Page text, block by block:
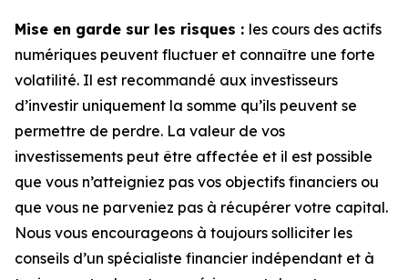
Mise en garde sur les risques : les cours des actifs
numériques peuvent fluctuer et connaître une forte
volatilité. Il est recommandé aux investisseurs
d’investir uniquement la somme qu’ils peuvent se
permettre de perdre. La valeur de vos
investissements peut être affectée et il est possible
que vous n’atteigniez pas vos objectifs financiers ou
que vous ne parveniez pas à récupérer votre capital.
Nous vous encourageons à toujours solliciter les
conseils d’un spécialiste financier indépendant et à